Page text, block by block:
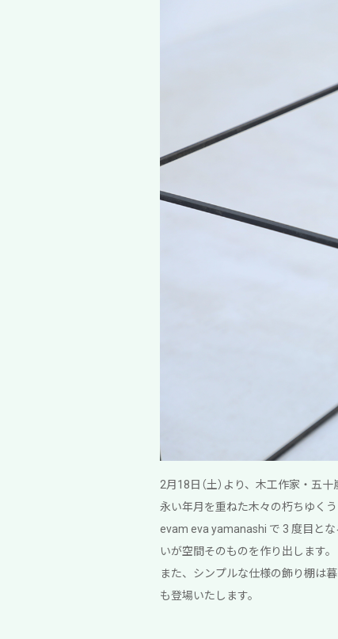
2月18日（土）より、木工作家・五
永い年月を重ねた木々の朽ちゆく
evam eva yamanashi で 3 度目と
いが空間そのものを作り出します。
また、シンプルな仕様の飾り棚は
も登場いたします。